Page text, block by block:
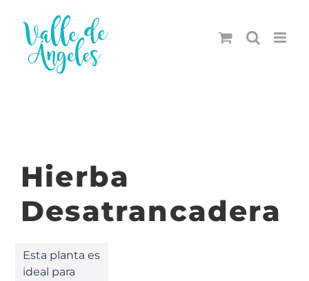
contenido
Hierba
Desatrancadera
Esta planta es
ideal para